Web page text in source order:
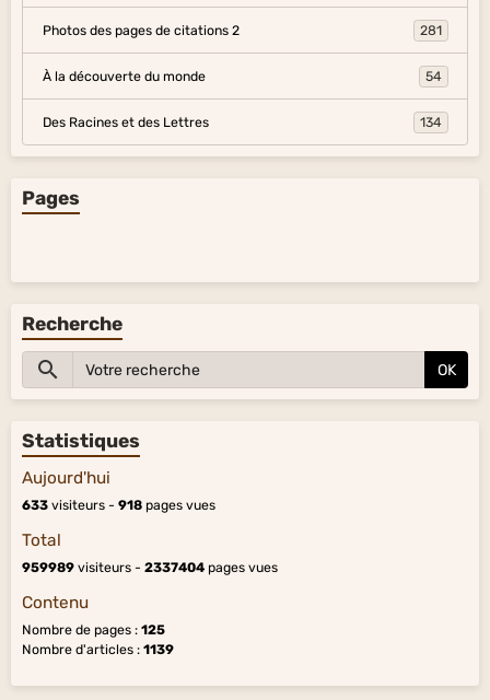
Photos des pages de citations 2 281
À la découverte du monde 54
Des Racines et des Lettres 134
Pages
Recherche
OK
Statistiques
Aujourd'hui
633 visiteurs - 918 pages vues
Total
959989 visiteurs - 2337404 pages vues
Contenu
Nombre de pages : 125
Nombre d'articles : 1139